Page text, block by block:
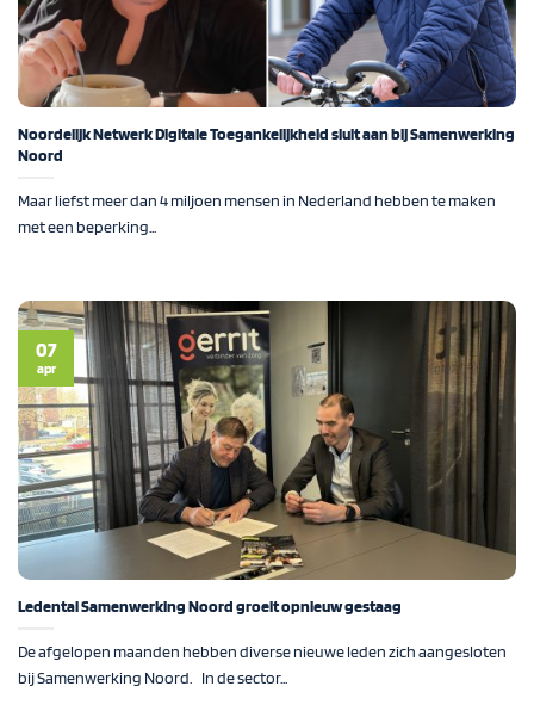
Noordelijk Netwerk Digitale Toegankelijkheid sluit aan bij Samenwerking
Noord
Maar liefst meer dan 4 miljoen mensen in Nederland hebben te maken
met een beperking...
Ledental Samenwerking Noord groeit opnieuw gestaag
De afgelopen maanden hebben diverse nieuwe leden zich aangesloten
bij Samenwerking Noord. In de sector...
07
apr